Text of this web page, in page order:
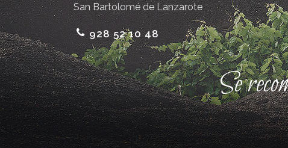
San Bartolomé de Lanzarote
928 52 10 48
Se